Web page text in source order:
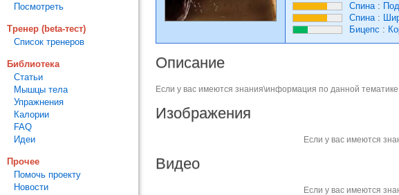
Спина:
Спина:
Бицепс :
Описание
Если у вас имеются знания\информация по данной
Изображения
Если у вас имеются
Видео
Если у вас имеются
Посмотреть
Тренер (beta-тест)
Список тренеров
Библиотека
Статьи
Мышцы тела
Упражнения
Калории
FAQ
Идеи
Прочее
Помочь проекту
Новости